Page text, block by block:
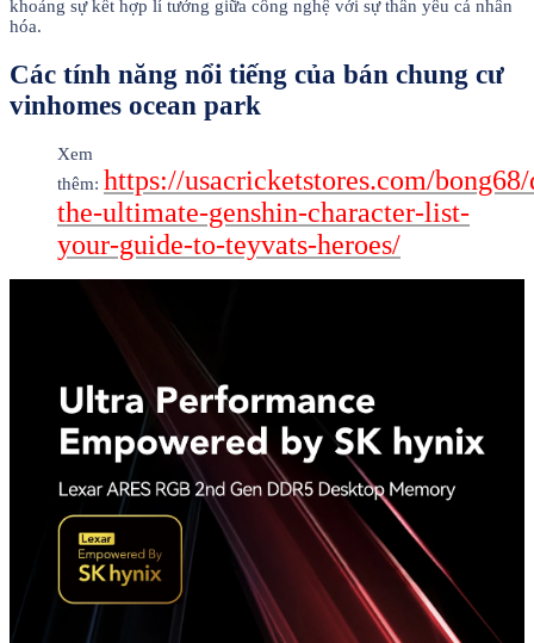
khoảng sự kết hợp lí tưởng giữa công nghệ với sự thân yêu cá nhân
hóa.
Các tính năng nổi tiếng của bán chung cư
vinhomes ocean park
Xem
thêm: https://usacricketstores.com/
the-ultimate-genshin-character-list-
your-guide-to-teyvats-heroes/